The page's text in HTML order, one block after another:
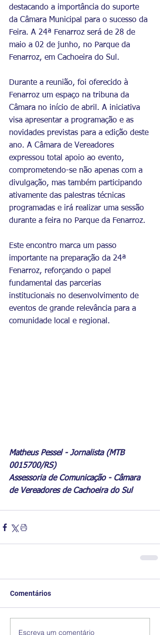
destacando a importância do suporte
da Câmara Municipal para o sucesso da
Feira. A 24ª Fenarroz será de 28 de
maio a 02 de junho, no Parque da
Fenarroz, em Cachoeira do Sul.
Durante a reunião, foi oferecido à
Fenarroz um espaço na tribuna da
Câmara no início de abril. A iniciativa
visa apresentar a programação e as
novidades previstas para a edição deste
ano. A Câmara de Vereadores
expressou total apoio ao evento,
comprometendo-se não apenas com a
divulgação, mas também participando
ativamente das palestras técnicas
programadas e irá realizar uma sessão
durante a feira no Parque da Fenarroz.
Este encontro marca um passo
importante na preparação da 24ª
Fenarroz, reforçando o papel
fundamental das parcerias
institucionais no desenvolvimento de
eventos de grande relevância para a
comunidade local e regional.
Matheus Pessel - Jornalista (MTB
0015700/RS)
Assessoria de Comunicação - Câmara
de Vereadores de Cachoeira do Sul
Comentários
Escreva um comentário